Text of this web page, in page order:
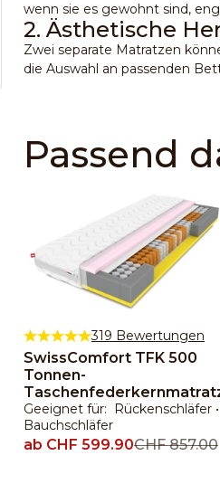
wenn sie es gewohnt sind,
2. Ästhetische
Zwei separate Matratzen
die Auswahl an passenden
Passend
319 Bewertungen
SwissComfort TFK 500
Tonnen-
Geeignet für: Rückenschläfer •
Bauchschläfer
Angebot
ab CHF 599.90Regulärer
CHF 857.00